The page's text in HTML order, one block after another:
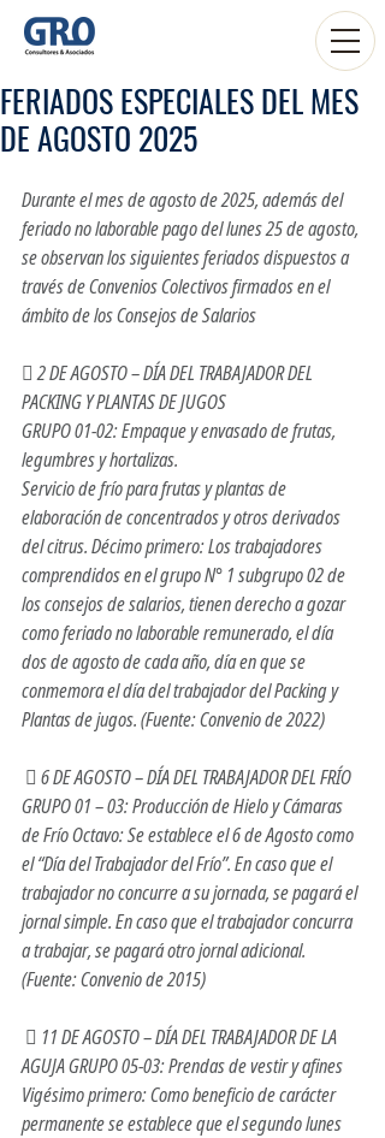
FERIADOS ESPECIALES DEL MES
DE AGOSTO 2025
Durante el mes de agosto de 2025, además del
feriado no laborable pago del lunes 25 de agosto,
se observan los siguientes feriados dispuestos a
través de Convenios Colectivos firmados en el
ámbito de los Consejos de Salarios
 2 DE AGOSTO – DÍA DEL TRABAJADOR DEL
PACKING Y PLANTAS DE JUGOS
GRUPO 01-02: Empaque y envasado de frutas,
legumbres y hortalizas.
Servicio de frío para frutas y plantas de
elaboración de concentrados y otros derivados
del citrus. Décimo primero: Los trabajadores
comprendidos en el grupo N° 1 subgrupo 02 de
los consejos de salarios, tienen derecho a gozar
como feriado no laborable remunerado, el día
dos de agosto de cada año, día en que se
conmemora el día del trabajador del Packing y
Plantas de jugos. (Fuente: Convenio de 2022)
GRUPO 01 – 03: Producción de Hielo y Cámaras
de Frío Octavo: Se establece el 6 de Agosto como
el “Día del Trabajador del Frío”. En caso que el
trabajador no concurre a su jornada, se pagará el
jornal simple. En caso que el trabajador concurra
a trabajar, se pagará otro jornal adicional.
(Fuente: Convenio de 2015)
AGUJA GRUPO 05-03: Prendas de vestir y afines
Vigésimo primero: Como beneficio de carácter
permanente se establece que el segundo lunes